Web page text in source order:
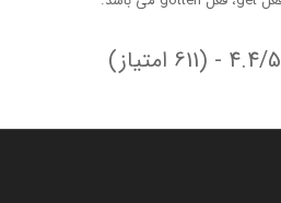
4.4/5 - (611 امتیاز)